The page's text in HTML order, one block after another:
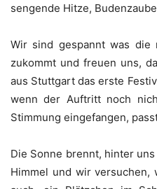
sengende Hitze,
Wir sind gespannt was die
zukommt und freuen uns,
aus Stuttgart das erste
wenn der Auftritt noch
Stimmung eingefangen,
Die Sonne brennt, hinter
Himmel und wir versuchen,